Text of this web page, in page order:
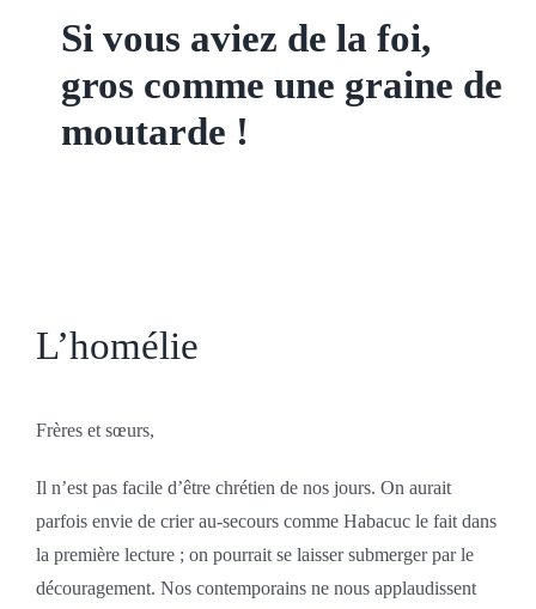
Si vous aviez de la foi,
gros comme une graine de
moutarde !
L’homélie
Frères et sœurs,
Il n’est pas facile d’être chrétien de nos jours. On aurait
parfois envie de crier au-secours comme Habacuc le fait dans
la première lecture ; on pourrait se laisser submerger par le
découragement. Nos contemporains ne nous applaudissent